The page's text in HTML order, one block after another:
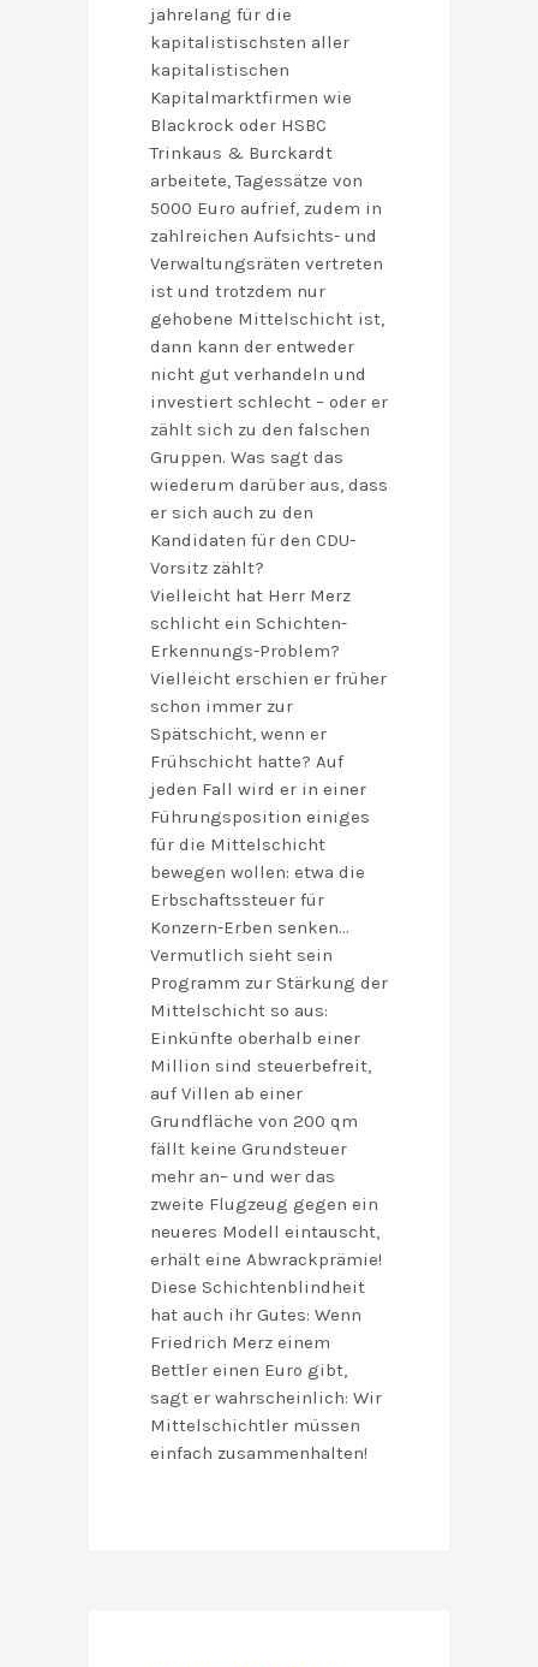
jahrelang für die
kapitalistischsten aller
kapitalistischen
Kapitalmarktfirmen wie
Blackrock oder HSBC
Trinkaus & Burckardt
arbeitete, Tagessätze von
5000 Euro aufrief, zudem in
zahlreichen Aufsichts- und
Verwaltungsräten vertreten
ist und trotzdem nur
gehobene Mittelschicht ist,
dann kann der entweder
nicht gut verhandeln und
investiert schlecht – oder er
zählt sich zu den falschen
Gruppen. Was sagt das
wiederum darüber aus, dass
er sich auch zu den
Kandidaten für den CDU-
Vorsitz zählt?
Vielleicht hat Herr Merz
schlicht ein Schichten-
Erkennungs-Problem?
Vielleicht erschien er früher
schon immer zur
Spätschicht, wenn er
Frühschicht hatte? Auf
jeden Fall wird er in einer
Führungsposition einiges
für die Mittelschicht
bewegen wollen: etwa die
Erbschaftssteuer für
Konzern-Erben senken…
Vermutlich sieht sein
Programm zur Stärkung der
Mittelschicht so aus:
Einkünfte oberhalb einer
Million sind steuerbefreit,
auf Villen ab einer
Grundfläche von 200 qm
fällt keine Grundsteuer
mehr an– und wer das
zweite Flugzeug gegen ein
neueres Modell eintauscht,
erhält eine Abwrackprämie!
Diese Schichtenblindheit
hat auch ihr Gutes: Wenn
Friedrich Merz einem
Bettler einen Euro gibt,
sagt er wahrscheinlich: Wir
Mittelschichtler müssen
einfach zusammenhalten!